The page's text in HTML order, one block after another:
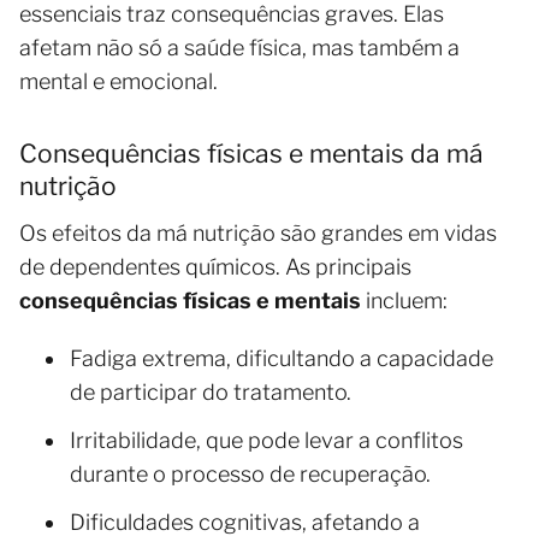
essenciais traz consequências graves. Elas
afetam não só a saúde física, mas também a
mental e emocional.
Consequências físicas e mentais da má
nutrição
Os efeitos da má nutrição são grandes em vidas
de dependentes químicos. As principais
consequências físicas e mentais incluem:
Fadiga extrema, dificultando a capacidade
de participar do tratamento.
Irritabilidade, que pode levar a conflitos
durante o processo de recuperação.
Dificuldades cognitivas, afetando a